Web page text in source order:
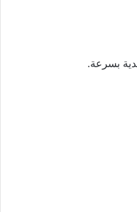
بسرعة.